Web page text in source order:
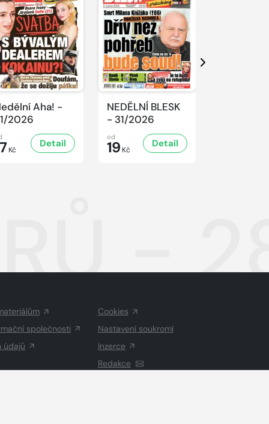
Aha! -
2026
Kč
Detail
NEDĚLNÍ BLESK
- 31/2026
od
19 Kč
Detail
Další
-
společnosti
údajů
Cookies
Nastavení soukromí
Inzerce
Redakce